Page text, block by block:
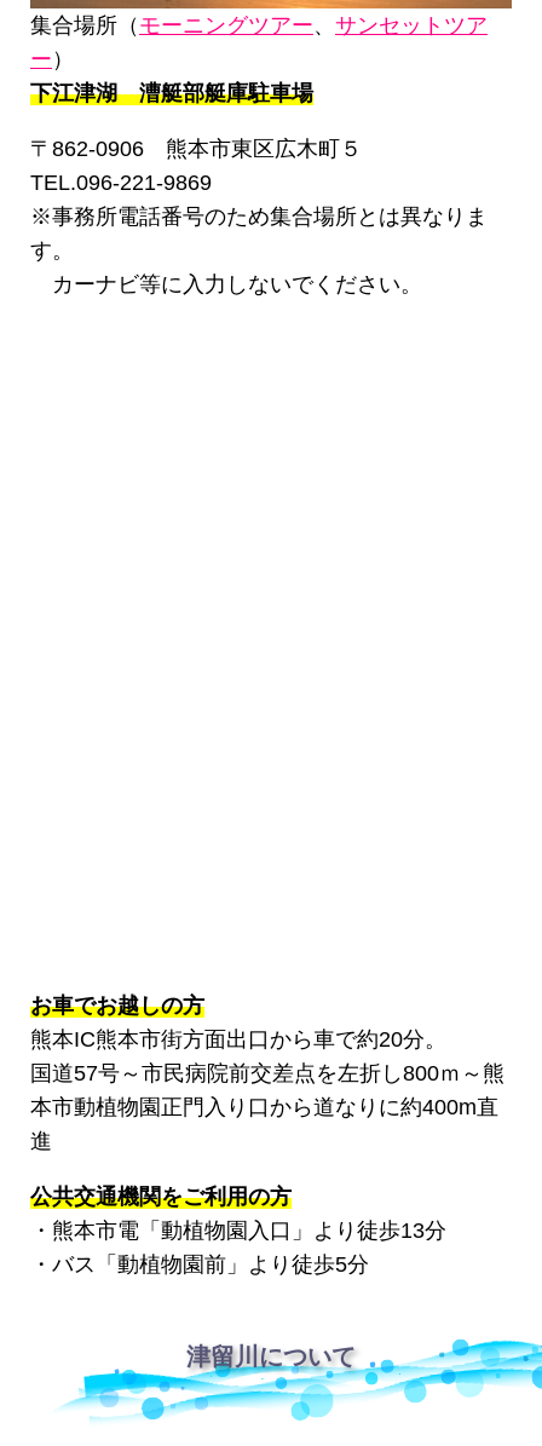
集合場所（ モーニングツアー、 サンセットツア
ー ）
下江津湖 漕艇部艇庫駐車場
〒862-0906 熊本市東区広木町５
TEL.096-221-9869
※事務所電話番号のため集合場所とは異なりま
す。
カーナビ等に入力しないでください。
お車でお越しの方
熊本IC熊本市街方面出口から車で約20分。
国道57号～市民病院前交差点を左折し800ｍ～熊
本市動植物園正門入り口から道なりに約400m直
進
公共交通機関をご利用の方
・熊本市電「動植物園入口」より徒歩13分
・バス「動植物園前」より徒歩5分
津留川について